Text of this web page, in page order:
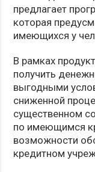
предлагает
которая
имеющихся у
В рамках
получить
выгодными
сниженной
существенном
по имеющимся
возможности
кредитном